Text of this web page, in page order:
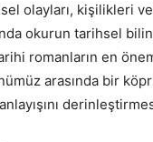
olayları, kişilikleri
okurun tarihsel
romanların en
arasında bir